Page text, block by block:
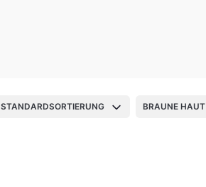
STANDARDSORTIERUNG BRAUNE HAUT